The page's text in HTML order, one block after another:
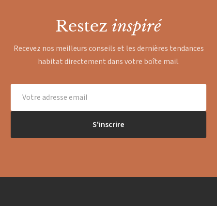
Restez inspiré
Recevez nos meilleurs conseils et les dernières tendances
habitat directement dans votre boîte mail.
S'inscrire